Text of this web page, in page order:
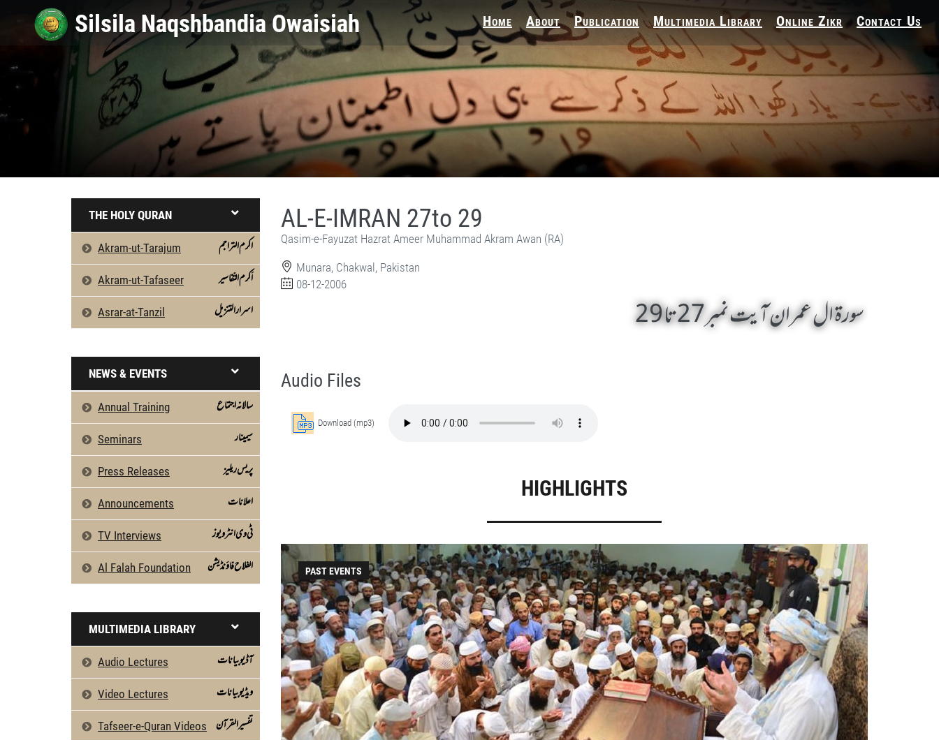
Home About Publication Multimedia Library Online Zikr Contact Us
THE HOLY QURAN
Akram-ut-Tarajum اکرم التراجم
Akram-ut-Tafaseer اَکرم التّفاسیر
Asrar-at-Tanzil اسرارالتنزیل
NEWS & EVENTS
Annual Training سالانہ اجتماع
Seminars سیمینار
Press Releases پریس ریلیز
Announcements اعلانات
TV Interviews ٹی وی انٹرویوز
Al Falah Foundation الفلاح فاؤنڈیشن
MULTIMEDIA LIBRARY
Audio Lectures آڈیو بیانات
Video Lectures ویڈیو بیانات
Tafseer-e-Quran Videos تفسیرالقرآن
AL-E-IMRAN 27to 29
Qasim-e-Fayuzat Hazrat Ameer Muhammad Akram Awan (RA)
Munara, Chakwal, Pakistan
08-12-2006
سورۃ ال عمران آیت نمبر27 تا 29
Audio Files
Download (mp3)
HIGHLIGHTS
PAST EVENTS